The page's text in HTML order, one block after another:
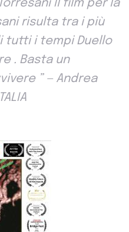
Il film per la
risulta tra i più
tutti i tempi Duello
. Basta un
” — Andrea